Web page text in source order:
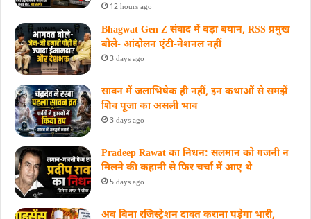
12 hours ago
Bhagwat Gen Z संवाद में बड़ा बयान, RSS प्रमुख
बोले- आंदोलन एंटी-नेशनल नहीं
3 days ago
सावन में जलाभिषेक ही नहीं, इन कथाओं से समझें
शिव पूजा का असली भाव
3 days ago
Pradeep Rawat का निधन: सलमान को गजनी न
मिलने की कहानी से फिर चर्चा में आए थे
5 days ago
अब बिना रजिस्ट्रेशन दावत कराना पड़ेगा भारी,